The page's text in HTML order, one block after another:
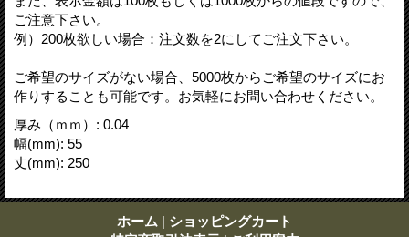
ご注意下さい。
例）200枚欲しい場合：注文数を2にしてご注文下さい。
ご希望のサイズがない場合、5000枚からご希望のサイズにお
作りすることも可能です。お気軽にお問い合わせください。
厚み（ｍｍ） : 0.04
幅(mm): 55
丈(mm): 250
ホーム | ショッピングカート